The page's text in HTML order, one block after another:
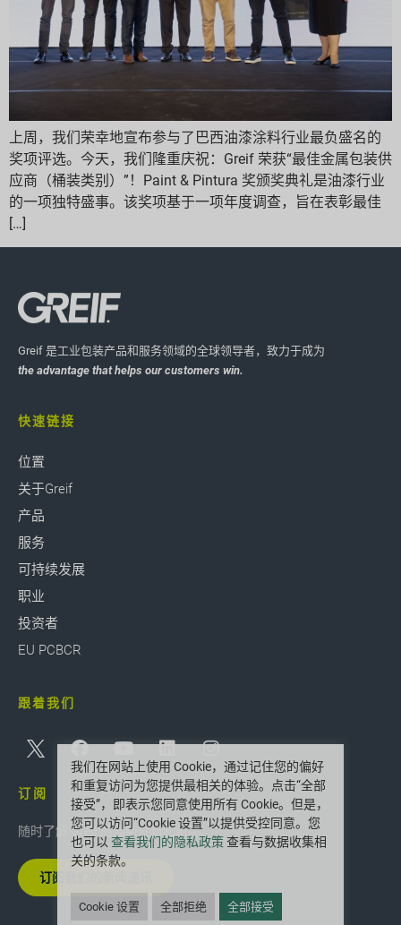
上周，我们荣幸地宣布参与了巴西油漆涂料行业最负盛名的
奖项评选。今天，我们隆重庆祝：Greif 荣获“最佳金属包装供
应商（桶装类别）”！Paint & Pintura 奖颁奖典礼是油漆行业
的一项独特盛事。该奖项基于一项年度调查，旨在表彰最佳
[…]
Greif 是工业包装产品和服务领域的全球领导者，致力于成为
the advantage that helps our customers win.
快速链接
位置
关于Greif
产品
服务
可持续发展
职业
投资者
EU PCBCR
跟着我们
订阅
随时了解 Greif 的最新创新和新闻。
订阅我们的新闻通讯
我们在网站上使用 Cookie，通过记住您的偏好
和重复访问为您提供最相关的体验。点击“全部
接受”，即表示您同意使用所有 Cookie。但是，
您可以访问“Cookie 设置”以提供受控同意。您
也可以 查看我们的隐私政策查看与数据收集相
关的条款。
Cookie 设置 全部拒绝 全部接受